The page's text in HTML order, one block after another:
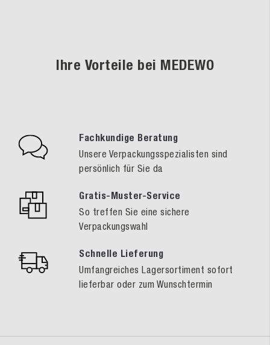
Ihre Vorteile bei MEDEWO
Fachkundige Beratung
Unsere Verpackungsspezialisten sind
persönlich für Sie da
Gratis-Muster-Service
So treffen Sie eine sichere
Verpackungswahl
Schnelle Lieferung
Umfangreiches Lagersortiment sofort
lieferbar oder zum Wunschtermin